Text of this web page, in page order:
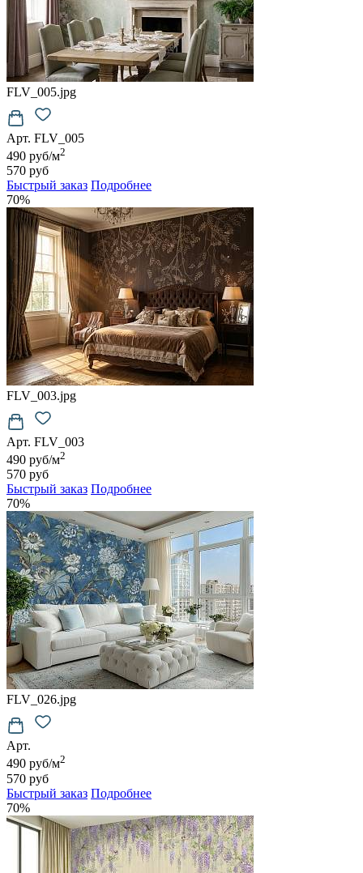
FLV_005.jpg
Арт. FLV_005
490 руб/м2
570 руб
Быстрый заказ Подробнее
70%
FLV_003.jpg
Арт. FLV_003
490 руб/м2
570 руб
Быстрый заказ Подробнее
70%
FLV_026.jpg
Арт.
490 руб/м2
570 руб
Быстрый заказ Подробнее
70%